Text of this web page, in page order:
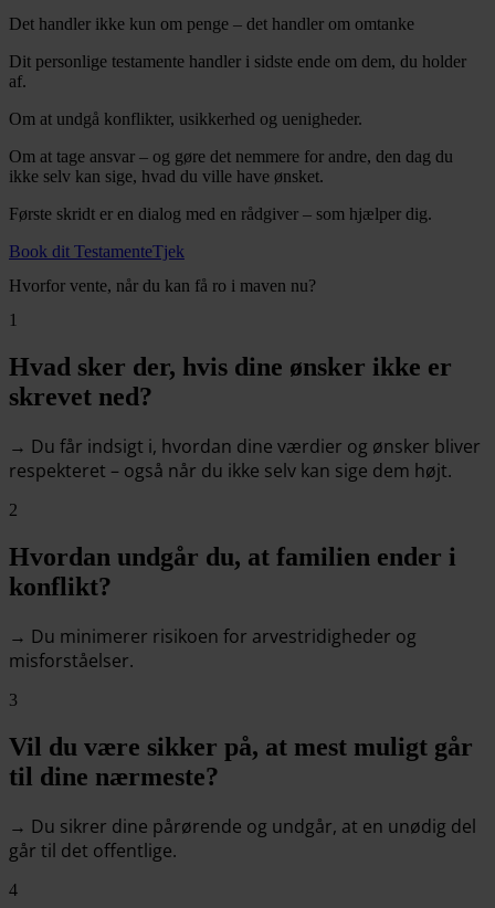
Det handler ikke kun om penge – det handler om omtanke
Dit personlige testamente handler i sidste ende om dem, du holder
af.
Om at undgå konflikter, usikkerhed og uenigheder.
Om at tage ansvar – og gøre det nemmere for andre, den dag du
ikke selv kan sige, hvad du ville have ønsket.
Første skridt er en dialog med en rådgiver – som hjælper dig.
Book dit TestamenteTjek
Hvorfor vente, når du kan få ro i maven nu?
1
Hvad sker der, hvis dine ønsker ikke er
skrevet ned?
→ Du får indsigt i, hvordan dine værdier og ønsker bliver
respekteret – også når du ikke selv kan sige dem højt.
2
Hvordan undgår du, at familien ender i
konflikt?
→ Du minimerer risikoen for arvestridigheder og
misforståelser.
3
Vil du være sikker på, at mest muligt går
til dine nærmeste?
→ Du sikrer dine pårørende og undgår, at en unødig del
går til det offentlige.
4